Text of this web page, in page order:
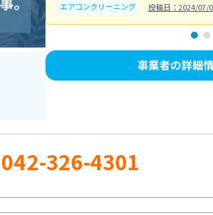
エアコンクリーニング 投稿日：2024/07/
事業者の詳細
042-326-4301